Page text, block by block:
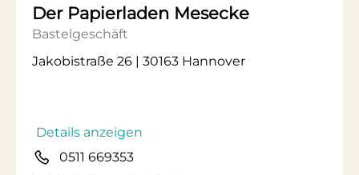
Der Papierladen Mesecke
Bastelgeschäft
Jakobistraße 26 | 30163 Hannover
Details anzeigen
0511 669353